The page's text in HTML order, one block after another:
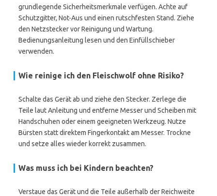
grundlegende Sicherheitsmerkmale verfügen. Achte auf
Schutzgitter, Not-Aus und einen rutschfesten Stand. Ziehe
den Netzstecker vor Reinigung und Wartung.
Bedienungsanleitung lesen und den Einfüllschieber
verwenden.
Wie reinige ich den Fleischwolf ohne Risiko?
Schalte das Gerät ab und ziehe den Stecker. Zerlege die
Teile laut Anleitung und entferne Messer und Scheiben mit
Handschuhen oder einem geeigneten Werkzeug. Nutze
Bürsten statt direktem Fingerkontakt am Messer. Trockne
und setze alles wieder korrekt zusammen.
Was muss ich bei Kindern beachten?
Verstaue das Gerät und die Teile außerhalb der Reichweite